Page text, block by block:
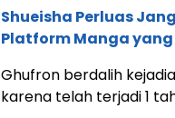
Shueisha Perluas
Platform Manga
Ghufron berdalih
karena telah terjadi 1